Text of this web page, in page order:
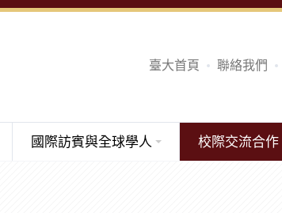
臺大首頁 聯絡我們
國際訪賓與全球學人 校際交流合作